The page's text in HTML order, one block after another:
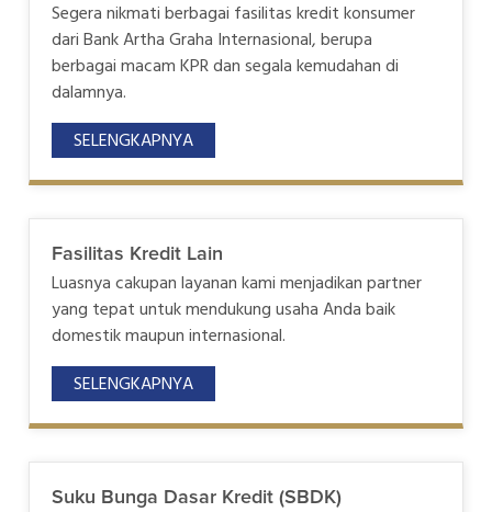
Segera nikmati berbagai fasilitas kredit konsumer
dari Bank Artha Graha Internasional, berupa
berbagai macam KPR dan segala kemudahan di
dalamnya.
SELENGKAPNYA
Fasilitas Kredit Lain
Luasnya cakupan layanan kami menjadikan partner
yang tepat untuk mendukung usaha Anda baik
domestik maupun internasional.
SELENGKAPNYA
Suku Bunga Dasar Kredit (SBDK)